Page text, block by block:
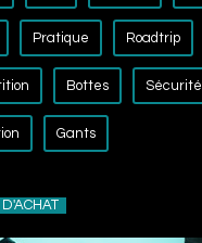
Pratique Roadtrip
Bottes Sécurité
Gants